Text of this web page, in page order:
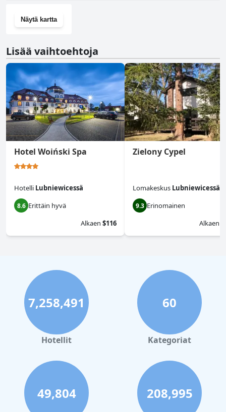
Näytä kartta
Lisää vaihtoehtoja
Hotel Woiński Spa
Hotelli Lubniewicessä
8.6 Erittäin hyvä
Alkaen $116
Zielony Cypel
Lomakeskus Lubniewicessä
9.3 Erinomainen
Alkaen
7,258,491
Hotellit
60
Kategoriat
49,804 208,995